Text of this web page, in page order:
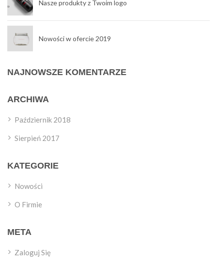
Nasze produkty z Twoim logo
Nowości w ofercie 2019
NAJNOWSZE KOMENTARZE
ARCHIWA
Październik 2018
Sierpień 2017
KATEGORIE
Nowości
O Firmie
META
Zaloguj Się